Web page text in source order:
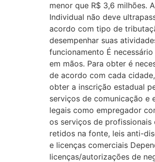
menor que R$ 3,6 milhões.
Individual não deve
acordo com tipo de
desempenhar suas
funcionamento É
em mãos. Para obter é
de acordo com cada
obter a inscrição estadual
serviços de comunicação e
legais como empregador
os serviços de
retidos na fonte, leis anti-
e licenças comerciais
licenças/autorizações de